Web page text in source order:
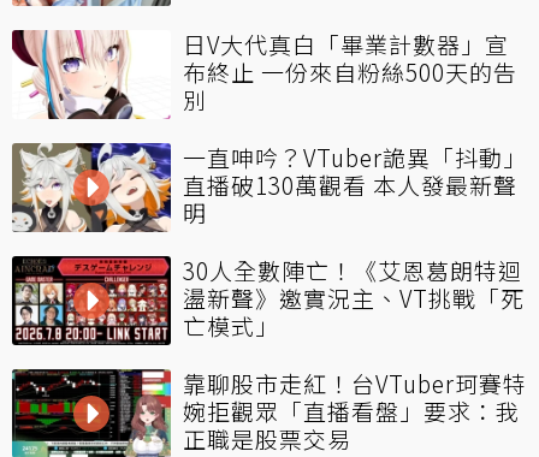
日V大代真白「畢業計數器」宣
布終止 一份來自粉絲500天的告
別
一直呻吟？VTuber詭異「抖動」
直播破130萬觀看 本人發最新聲
明
30人全數陣亡！《艾恩葛朗特迴
盪新聲》邀實況主、VT挑戰「死
亡模式」
靠聊股市走紅！台VTuber珂賽特
婉拒觀眾「直播看盤」要求：我
正職是股票交易